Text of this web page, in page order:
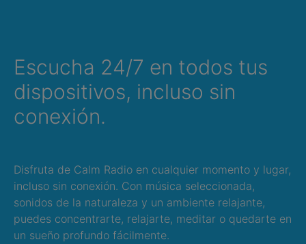
Escucha 24/7 en todos tus
dispositivos, incluso sin
conexión.
Disfruta de Calm Radio en cualquier momento y lugar,
incluso sin conexión. Con música seleccionada,
sonidos de la naturaleza y un ambiente relajante,
puedes concentrarte, relajarte, meditar o quedarte en
un sueño profundo fácilmente.